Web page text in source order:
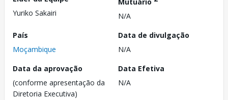
Yuriko Sakairi
N/A
País
Moçambique
Data de divulgação
N/A
Data da aprovação
(conforme apresentação da
Diretoria Executiva)
Data Efetiva
N/A